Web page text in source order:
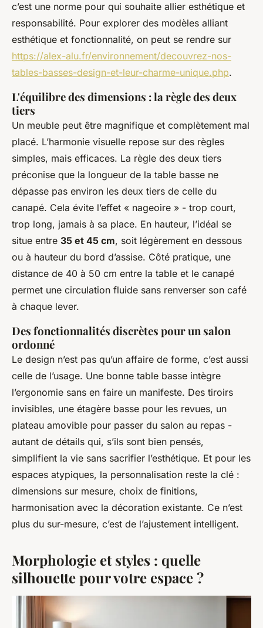
c’est une norme pour qui souhaite allier esthétique et
responsabilité. Pour explorer des modèles alliant
esthétique et fonctionnalité, on peut se rendre sur
https://alex-alu.fr/environnement/decouvrez-nos-
tables-basses-design-et-leur-charme-unique.php.
L'équilibre des dimensions : la règle des deux
tiers
Un meuble peut être magnifique et complètement mal
placé. L’harmonie visuelle repose sur des règles
simples, mais efficaces. La règle des deux tiers
préconise que la longueur de la table basse ne
dépasse pas environ les deux tiers de celle du
canapé. Cela évite l’effet « nageoire » - trop court,
trop long, jamais à sa place. En hauteur, l’idéal se
situe entre 35 et 45 cm, soit légèrement en dessous
ou à hauteur du bord d’assise. Côté pratique, une
distance de 40 à 50 cm entre la table et le canapé
permet une circulation fluide sans renverser son café
à chaque lever.
Des fonctionnalités discrètes pour un salon
ordonné
Le design n’est pas qu’un affaire de forme, c’est aussi
celle de l’usage. Une bonne table basse intègre
l’ergonomie sans en faire un manifeste. Des tiroirs
invisibles, une étagère basse pour les revues, un
plateau amovible pour passer du salon au repas -
autant de détails qui, s’ils sont bien pensés,
simplifient la vie sans sacrifier l’esthétique. Et pour les
espaces atypiques, la personnalisation reste la clé :
dimensions sur mesure, choix de finitions,
harmonisation avec la décoration existante. Ce n’est
plus du sur-mesure, c’est de l’ajustement intelligent.
Morphologie et styles : quelle
silhouette pour votre espace ?